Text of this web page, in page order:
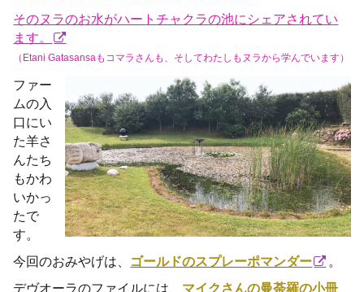
そのヌラのお水がハートチャクラの池にシェアされてい
ます。
（Etani Gatasansaもコマラさんも、そしてわたしもヌラから学んでいます）
ファー
ムの入
口にい
た羊さ
んたち
もかわ
いかっ
たで
す。
今回のおみやげは、 ゴールドのスプレーポマンダー
。
デヴオーラのファイルには、 マイクさんの曼荼羅の小冊